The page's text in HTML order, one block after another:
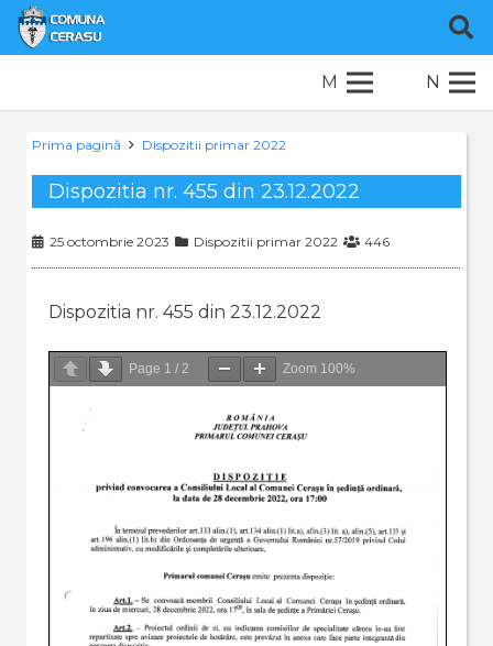
M N
Prima pagină Dispozitii primar 2022
Dispozitia nr. 455 din 23.12.2022
25 octombrie 2023 Dispozitii primar 2022 446
Dispozitia nr. 455 din 23.12.2022
Page 1 / 2 Zoom 100%